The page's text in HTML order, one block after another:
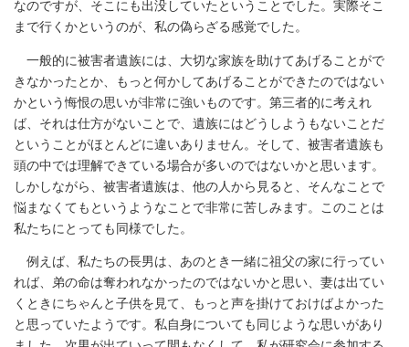
なのですが、そこにも出没していたということでした。実際そこ
まで行くかというのが、私の偽らざる感覚でした。
一般的に被害者遺族には、大切な家族を助けてあげることがで
きなかったとか、もっと何かしてあげることができたのではない
かという悔恨の思いが非常に強いものです。第三者的に考えれ
ば、それは仕方がないことで、遺族にはどうしようもないことだ
ということがほとんどに違いありません。そして、被害者遺族も
頭の中では理解できている場合が多いのではないかと思います。
しかしながら、被害者遺族は、他の人から見ると、そんなことで
悩まなくてもというようなことで非常に苦しみます。このことは
私たちにとっても同様でした。
例えば、私たちの長男は、あのとき一緒に祖父の家に行ってい
れば、弟の命は奪われなかったのではないかと思い、妻は出てい
くときにちゃんと子供を見て、もっと声を掛けておけばよかった
と思っていたようです。私自身についても同じような思いがあり